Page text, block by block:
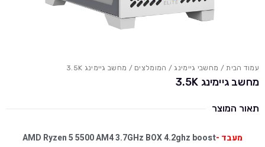
עמוד הבית/ מחשבי גיימינג / המומלצים / מחשב גיימינג 3.5K
מחשב גיימינג 3.5K
תאור המוצר
מעבד -AMD Ryzen 5 5500 AM4 3.7GHz BOX 4.2ghz boost